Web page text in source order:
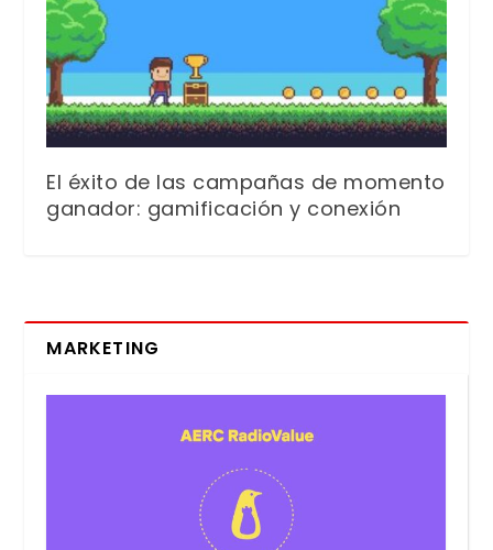
El éxito de las campañas de momento
ganador: gamificación y conexión
MARKETING